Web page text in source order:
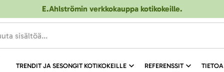
E.Ahlströmin verkkokauppa kotikokeille.
TRENDIT JA SESONGIT KOTIKOKEILLE REFERENSSIT